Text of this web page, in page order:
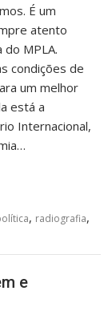
É um
atento
MPLA.
condições de
um melhor
está a
Internacional,
, radiografia,
e